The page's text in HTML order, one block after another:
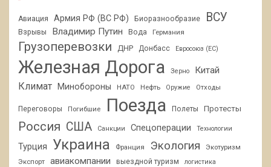
Авиация Армия РФ (ВС РФ) Биоразнообразие ВСУ
Взрывы Владимир Путин Вода Германия
Грузоперевозки ДНР Донбасс Евросоюз (ЕС)
Железная Дорога Зерно Китай
Климат Минобороны НАТО Нефть Оружие Отходы
Переговоры Погибшие Поезда Полеты Протесты
Россия США Санкции Спецоперации Технологии
Турция Украина Франция Экология
Экотуризм
Экспорт
авиакомпании выездной туризм логистика